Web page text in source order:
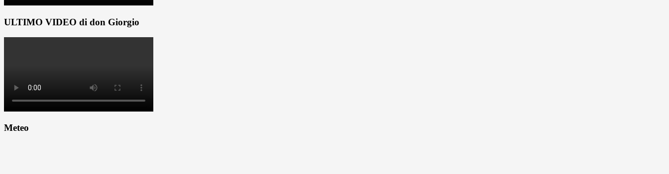
ULTIMO VIDEO di don Giorgio
Meteo